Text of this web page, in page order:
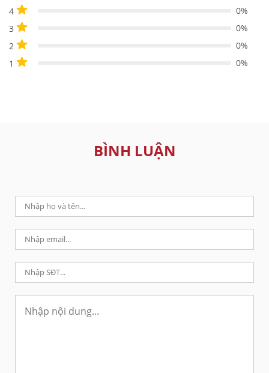
4
0%
3
0%
2
0%
1
0%
BÌNH LUẬN